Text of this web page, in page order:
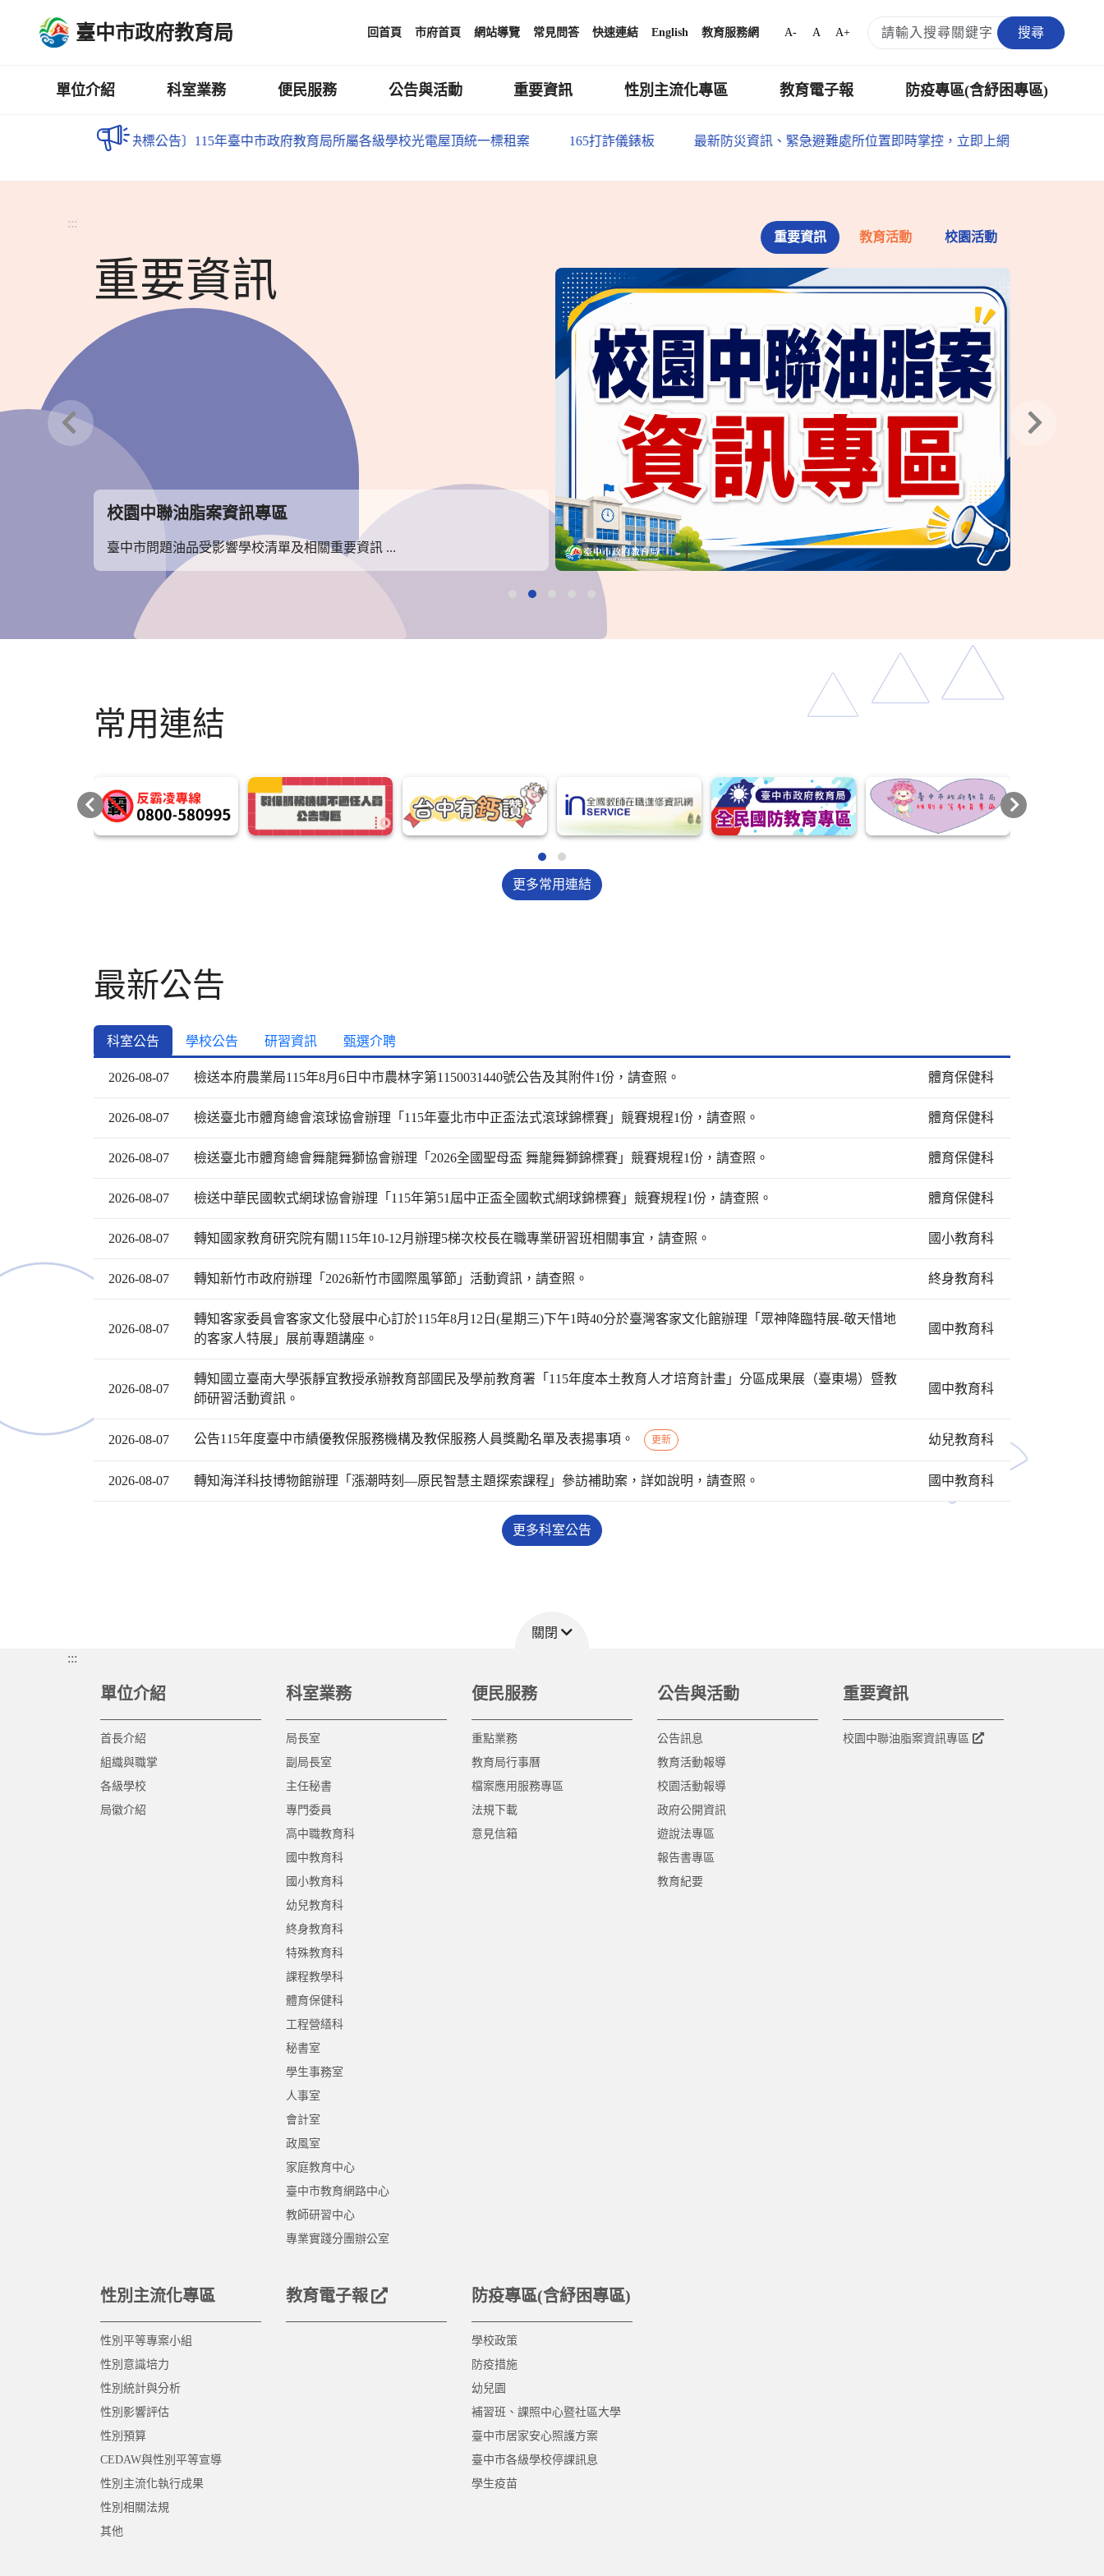
臺中市政府教育局 回首頁 市府首頁 網站導覽 常見問答 快速連結 English 教育服務網 A- A A+ 搜尋
單位介紹 科室業務 便民服務 公告與活動 重要資訊 性別主流化專區 教育電子報 防疫專區(含紓困專區)
快訊
〔決標公告〕115年臺中市政府教育局所屬各級學校光電屋頂統一標租案 165打詐儀錶板 最新防災資訊、緊急避難處所位置即時掌控，立即上網搜尋「消防防災e點通」
:::
重要資訊
重要資訊 教育活動 校園活動
校園中聯油脂案資訊專區
臺中市問題油品受影響學校清單及相關重要資訊 ...
輪播向左
換
常用連結
輪播向左 輪播向右
換
頁
換
頁
更多常用連結
最新公告
科室公告 學校公告 研習資訊 甄選介聘
2026-08-07 檢送本府農業局115年8月6日中市農林字第1150031440號公告及其附件1份，請查照。 體育保健科
2026-08-07 檢送臺北市體育總會滾球協會辦理「115年臺北市中正盃法式滾球錦標賽」競賽規程1份，請查照。 體育保健科
2026-08-07 檢送臺北市體育總會舞龍舞獅協會辦理「2026全國聖母盃 舞龍舞獅錦標賽」競賽規程1份，請查照。 體育保健科
2026-08-07 檢送中華民國軟式網球協會辦理「115年第51屆中正盃全國軟式網球錦標賽」競賽規程1份，請查照。 體育保健科
2026-08-07 轉知國家教育研究院有關115年10-12月辦理5梯次校長在職專業研習班相關事宜，請查照。 國小教育科
2026-08-07 轉知新竹市政府辦理「2026新竹市國際風箏節」活動資訊，請查照。 終身教育科
2026-08-07
轉知客家委員會客家文化發展中心訂於115年8月12日(星期三)下午1時40分於臺灣客家文化館辦理「眾神降臨特展-敬天惜地
的客家人特展」展前專題講座。
國中教育科
2026-08-07
轉知國立臺南大學張靜宜教授承辦教育部國民及學前教育署「115年度本土教育人才培育計畫」分區成果展（臺東場）暨教
師研習活動資訊。
國中教育科
2026-08-07 公告115年度臺中市績優教保服務機構及教保服務人員獎勵名單及表揚事項。 更新 幼兒教育科
2026-08-07 轉知海洋科技博物館辦理「漲潮時刻—原民智慧主題探索課程」參訪補助案，詳如說明，請查照。 國中教育科
更多科室公告
關閉
:::
單位介紹
首長介紹
組織與職掌
各級學校
局徽介紹
科室業務
局長室
副局長室
主任秘書
專門委員
高中職教育科
國中教育科
國小教育科
幼兒教育科
終身教育科
特殊教育科
課程教學科
體育保健科
工程營繕科
秘書室
學生事務室
人事室
會計室
政風室
家庭教育中心
臺中市教育網路中心
教師研習中心
專業實踐分團辦公室
便民服務
重點業務
教育局行事曆
檔案應用服務專區
法規下載
意見信箱
公告與活動
公告訊息
教育活動報導
校園活動報導
政府公開資訊
遊說法專區
報告書專區
教育紀要
重要資訊
校園中聯油脂案資訊專區
性別主流化專區
性別平等專案小組
性別意識培力
性別統計與分析
性別影響評估
性別預算
CEDAW與性別平等宣導
性別主流化執行成果
性別相關法規
其他
教育電子報 防疫專區(含紓困專區)
學校政策
防疫措施
幼兒園
補習班、課照中心暨社區大學
臺中市居家安心照護方案
臺中市各級學校停課訊息
學生疫苗